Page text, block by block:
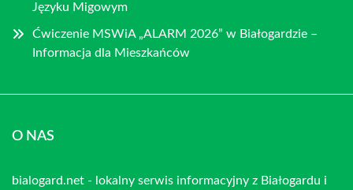
Języku Migowym
Ćwiczenie MSWiA „ALARM 2026” w Białogardzie –
Informacja dla Mieszkańców
O NAS
bialogard.net - lokalny serwis informacyjny z Białogardu i